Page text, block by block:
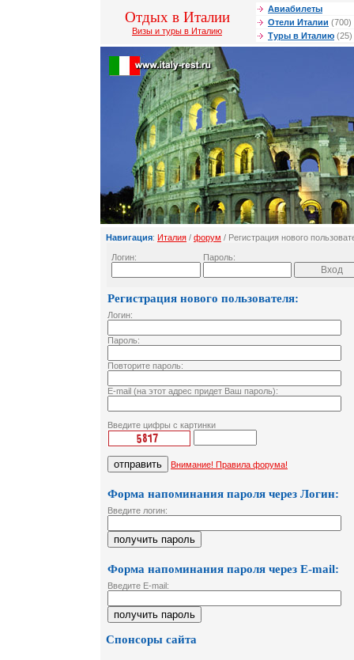
Отдых в Италии
Визы и туры в Италию
Авиабилеты
Отели Италии (700)
Туры в Италию (25)
Навигация: Италия / форум / Регистрация нового
Логин: Пароль:
Регистрация нового пользователя:
Логин:
Пароль:
Повторите пароль:
E-mail (на этот адрес придет Ваш пароль):
Введите цифры с картинки
Внимание! Правила форума!
Форма напоминания пароля через Логин:
Введите логин:
Форма напоминания пароля через E-mail:
Введите E-mail:
Спонсоры сайта